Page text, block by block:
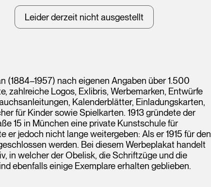
Leider derzeit nicht ausgestellt
(1884–1957) nach eigenen Angaben über 1.500
zahlreiche Logos, Exlibris, Werbemarken, Entwürfe
Kalenderblätter, Einladungskarten,
für Kinder sowie Spielkarten. 1913 gründete der
15 in München eine private Kunstschule für
jedoch nicht lange weitergeben: Als er 1915 für den
werden. Bei diesem Werbeplakat handelt
in welcher der Obelisk, die Schriftzüge und die
ebenfalls einige Exemplare erhalten geblieben.